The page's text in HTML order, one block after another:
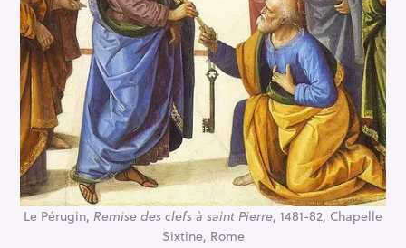
Le Pérugin, Remise des clefs à saint Pierre, 1481-82, Chapelle
Sixtine, Rome